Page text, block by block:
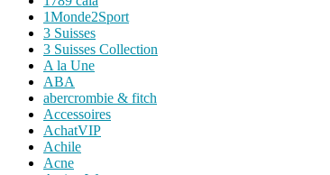
1Monde2Sport
3 Suisses
3 Suisses Collection
A la Une
ABA
abercrombie & fitch
Accessoires
AchatVIP
Achile
Acne